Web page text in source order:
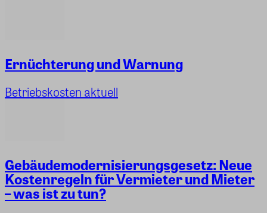
Ernüchterung und Warnung
Betriebskosten aktuell
Gebäudemodernisierungsgesetz: Neue
Kostenregeln für Vermieter und Mieter
– was ist zu tun?